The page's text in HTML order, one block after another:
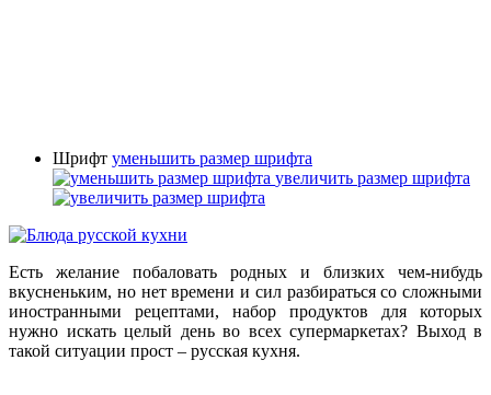
Шрифт уменьшить размер шрифта
увеличить размер шрифта
Есть желание побаловать родных и близких чем-нибудь
вкусненьким, но нет времени и сил разбираться со сложными
иностранными рецептами, набор продуктов для которых
нужно искать целый день во всех супермаркетах? Выход в
такой ситуации прост – русская кухня.